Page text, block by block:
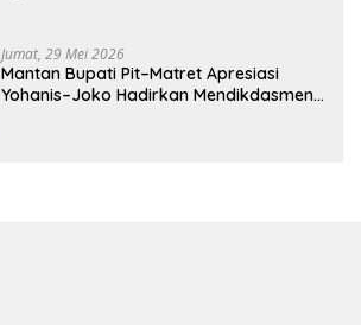
Jumat, 29 Mei 2026
Mantan Bupati Pit–Matret Apresiasi
Yohanis–Joko Hadirkan Mendikdasmen